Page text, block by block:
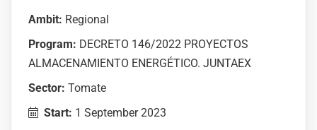
Ambit: Regional
Program: DECRETO 146/2022 PROYECTOS
ALMACENAMIENTO ENERGÉTICO. JUNTAEX
Sector: Tomate
Start: 1 September 2023